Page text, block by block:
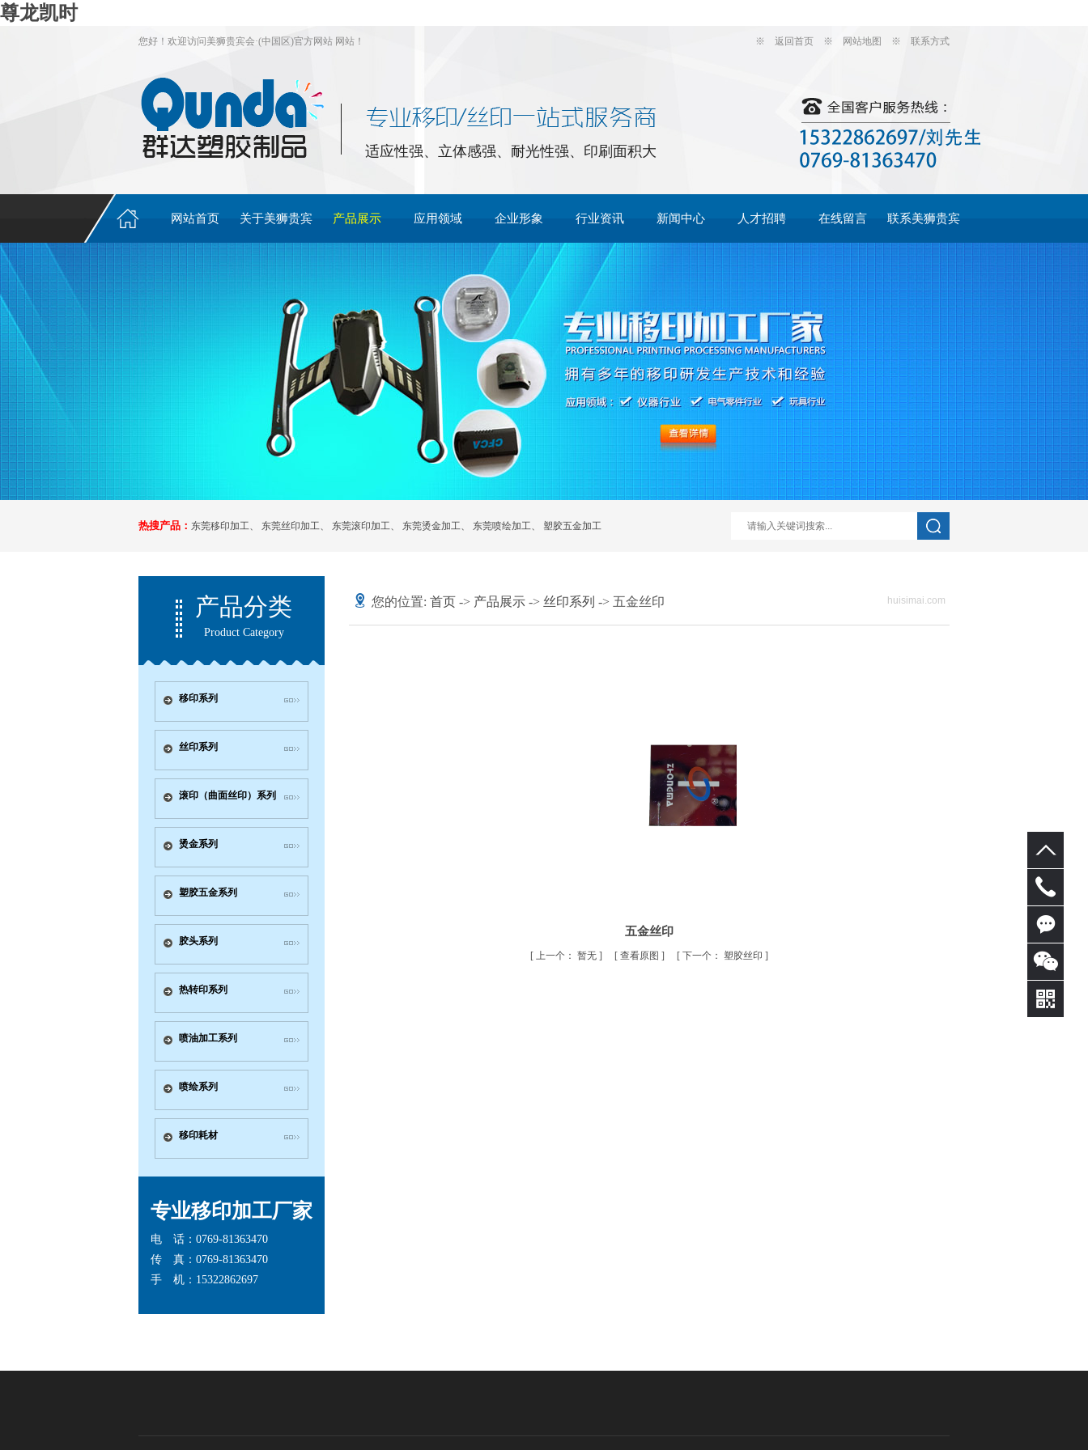
尊龙凯时
您好！欢迎访问美狮贵宾会·(中国区)官方网站 网站！ ※ 返回首页 ※ 网站地图 ※ 联系方式
适应性强、立体感强、耐光性强、印刷面积大
网站首页 关于美狮贵宾 产品展示 应用领域 企业形象 行业资讯 新闻中心 人才招聘 在线留言 联系美狮贵宾
会
热搜产品： 东莞移印加工、 东莞丝印加工、 东莞滚印加工、 东莞烫金加工、 东莞喷绘加工、 塑胶五金加工
产品分类
Product Category
移印系列
丝印系列
滚印（曲面丝印）系列
烫金系列
塑胶五金系列
胶头系列
热转印系列
喷油加工系列
喷绘系列
移印耗材
专业移印加工厂家
电 话：0769-81363470
传 真：0769-81363470
手 机：15322862697
您的位置: 首页 -> 产品展示 -> 丝印系列 -> 五金丝印 huisimai.com
五金丝印
[ 上一个： 暂无 ] [ 查看原图 ] [ 下一个： 塑胶丝印 ] 在线
咨询